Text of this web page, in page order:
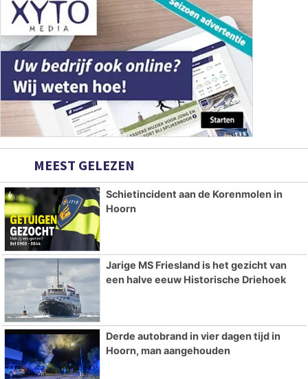
MEEST GELEZEN
Schietincident aan de Korenmolen in
Hoorn
Jarige MS Friesland is het gezicht van
een halve eeuw Historische Driehoek
Derde autobrand in vier dagen tijd in
Hoorn, man aangehouden